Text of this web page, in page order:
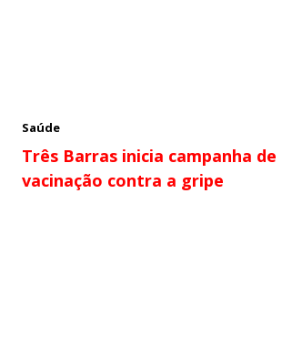
Saúde
Três Barras inicia campanha de
vacinação contra a gripe